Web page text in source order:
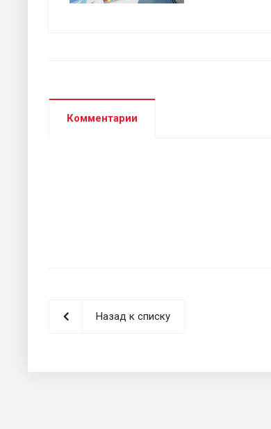
Комментарии
Назад к списку